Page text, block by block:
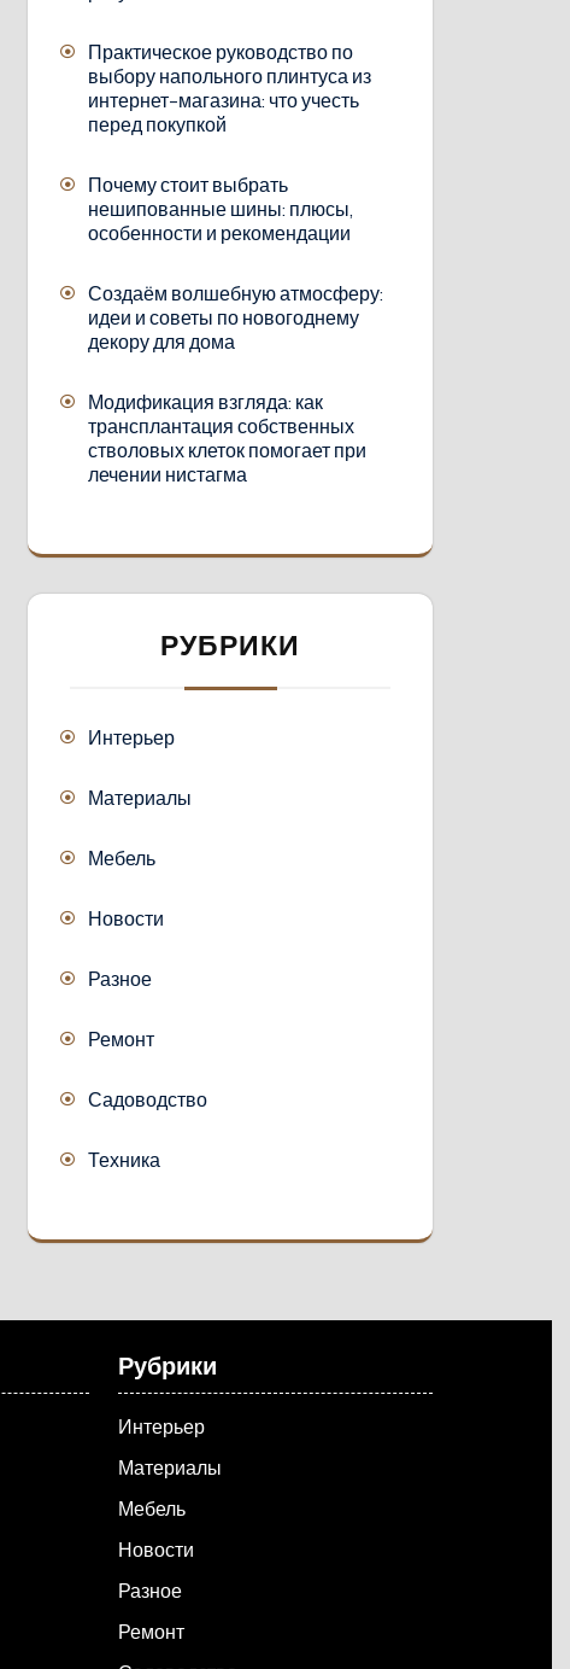
Практическое руководство по
выбору напольного плинтуса из
интернет-магазина: что учесть
перед покупкой
Почему стоит выбрать
нешипованные шины: плюсы,
особенности и рекомендации
Создаём волшебную атмосферу:
идеи и советы по новогоднему
декору для дома
Модификация взгляда: как
трансплантация собственных
стволовых клеток помогает при
лечении нистагма
РУБРИКИ
Интерьер
Материалы
Мебель
Новости
Разное
Ремонт
Садоводство
Техника
Рубрики
Интерьер
Материалы
Мебель
Новости
Разное
Ремонт